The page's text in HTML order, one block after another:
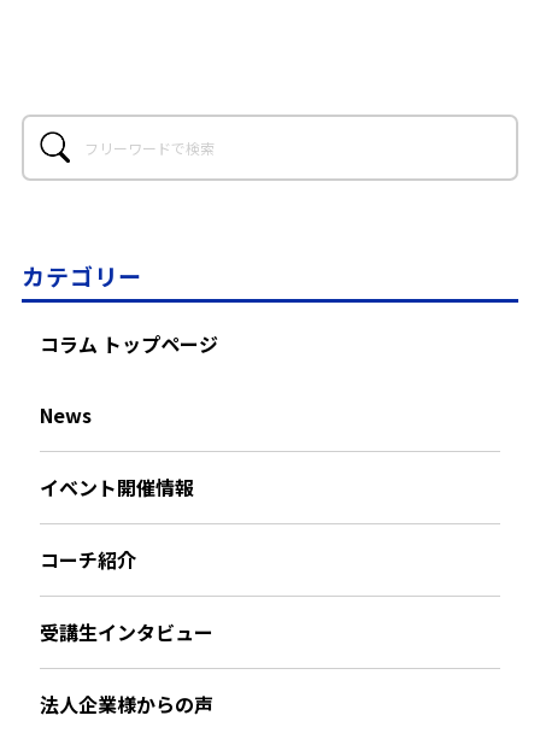
カテゴリー
コラム トップページ
News
イベント開催情報
コーチ紹介
受講生インタビュー
法人企業様からの声